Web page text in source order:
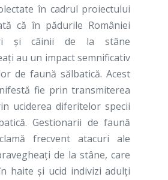
în cadrul proiectului
că în pădurile României
şi câinii de la stâne
au un impact semnificativ
de faună sălbatică. Acest
fie prin transmiterea
uciderea diferitelor specii
Gestionarii de faună
frecvent atacuri ale
de la stâne, care
haite şi ucid indivizi adulţi